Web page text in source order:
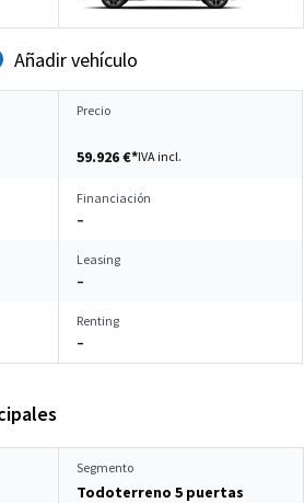
Añadir vehículo
Precio
59.926 €*IVA incl.
Financiación
–
Leasing
–
Renting
–
Segmento
Todoterreno 5 puertas